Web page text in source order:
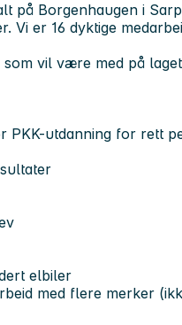
på Borgenhaugen i
Vi er 16 dyktige
vil være med på
PKK-utdanning for rett
elbiler
med flere merker